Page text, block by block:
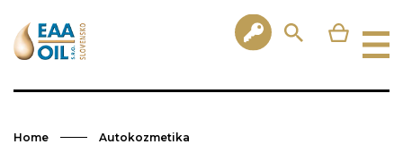
Home Autokozmetika